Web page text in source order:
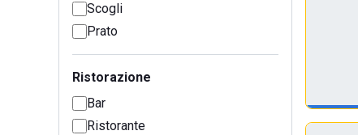
Scogli
Prato
Ristorazione
Bar
Ristorante